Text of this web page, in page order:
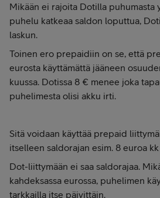
Mikään ei rajoita Dotilla puhumasta
puhelu katkeaa saldon loputtua,
laskun.
Toinen ero prepaidiin on se, että
eurosta käyttämättä jääneen
kuussa. Dotissa 8 € menee joka
puhelimesta olisi akku irti.
Sitä voidaan käyttää prepaid
itselleen saldorajan esim. 8 euroa kk
Dot-liittymään ei saa saldorajaa.
kahdeksassa eurossa, puhelimen
tarkkailla itse päivittäin.